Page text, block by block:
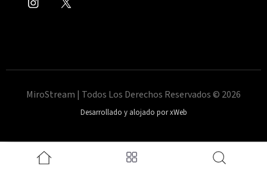
MiroStream | Todos Los Derechos Reservados © 2026
Desarrollado y alojado por xWeb